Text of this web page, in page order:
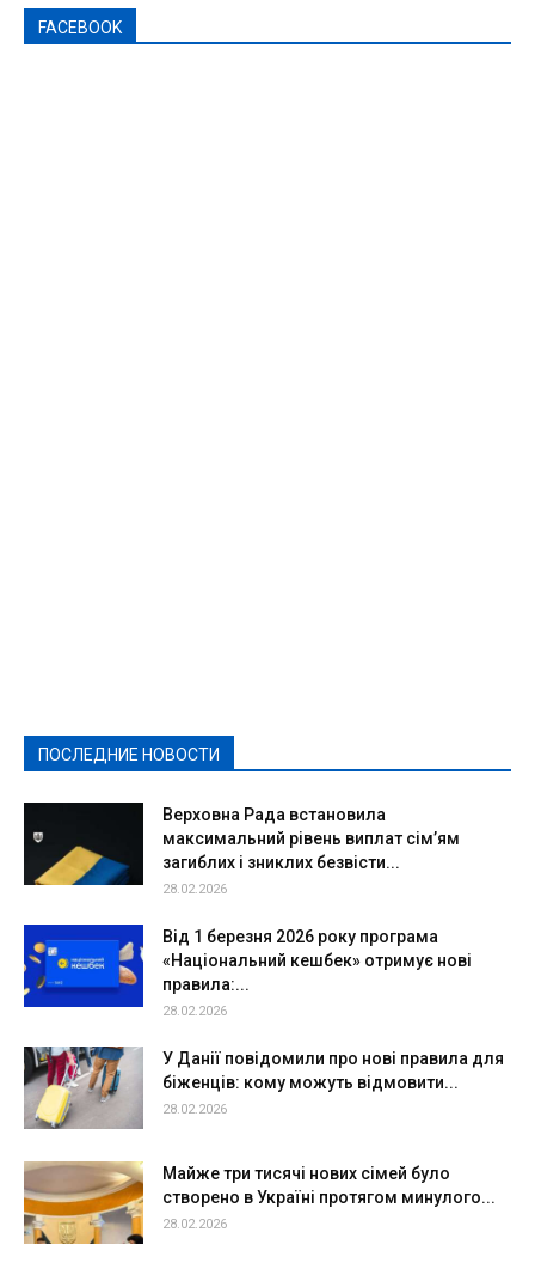
FACEBOOK
ПОСЛЕДНИЕ НОВОСТИ
Верховна Рада встановила
максимальний рівень виплат сім’ям
загиблих і зниклих безвісти...
28.02.2026
Від 1 березня 2026 року програма
«Національний кешбек» отримує нові
правила:...
28.02.2026
У Данії повідомили про нові правила для
біженців: кому можуть відмовити...
28.02.2026
Майже три тисячі нових сімей було
створено в Україні протягом минулого...
28.02.2026